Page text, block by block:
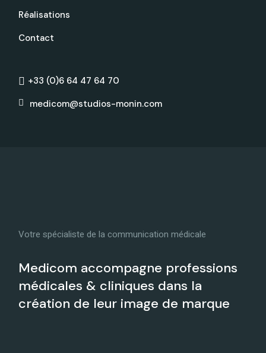
Réalisations
Contact
+33 (0)6 64 47 64 70
medicom@studios-monin.com
Votre spécialiste de la communication médicale
Medicom accompagne professions
médicales & cliniques dans la
création de leur image de marque